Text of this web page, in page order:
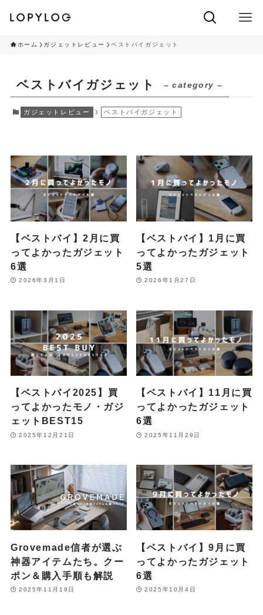
ホーム ガジェットレビュー ベストバイガジェット
ベストバイガジェット – category –
ガジェットレビュー ベストバイガジェット
【ベストバイ】2月に買
ってよかったガジェット
6選
2026年3月1日
【ベストバイ】1月に買
ってよかったガジェット
5選
2026年1月27日
【ベストバイ2025】買
ってよかったモノ・ガジ
ェットBEST15
2025年12月21日
【ベストバイ】11月に買
ってよかったガジェット
6選
2025年11月29日
Grovemade信者が選ぶ
神器アイテムたち。クー
ポン＆購入手順も解説
2025年11月19日
【ベストバイ】9月に買
ってよかったガジェット
6選
2025年10月4日